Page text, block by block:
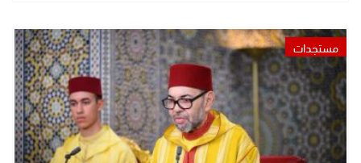
مستجدات